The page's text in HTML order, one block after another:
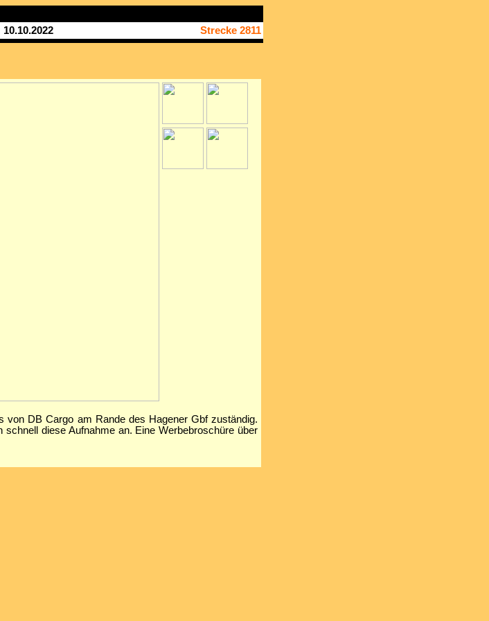
Strecke 2811
von DB Cargo am Rande des Hagener Gbf zuständig.
diese Aufnahme an. Eine Werbebroschüre über